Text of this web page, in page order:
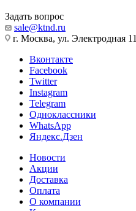
Задать вопрос
sale@ktnd.ru
г. Москва, ул. Электродная 11
Вконтакте
Facebook
Twitter
Instagram
Telegram
Одноклассники
WhatsApp
Яндекс.Дзен
Новости
Акции
Доставка
Оплата
О компании